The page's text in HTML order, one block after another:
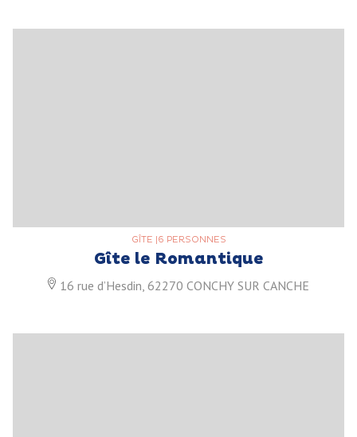
GÎTE 6 PERSONNES
Gîte le Romantique
16 rue d’Hesdin, 62270 CONCHY SUR CANCHE